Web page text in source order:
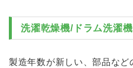
洗濯乾燥機/ドラム洗濯機
製造年数が新しい、部品な